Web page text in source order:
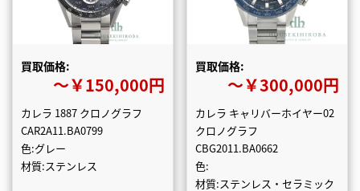
買取価格:
〜￥150,000円
カレラ 1887 クロノグラフ
CAR2A11.BA0799
色:グレー
材質:ステンレス
買取価格:
〜￥300,000円
カレラ キャリバーホイヤー02
クロノグラフ
CBG2011.BA0662
色:
材質:ステンレス・セラミック